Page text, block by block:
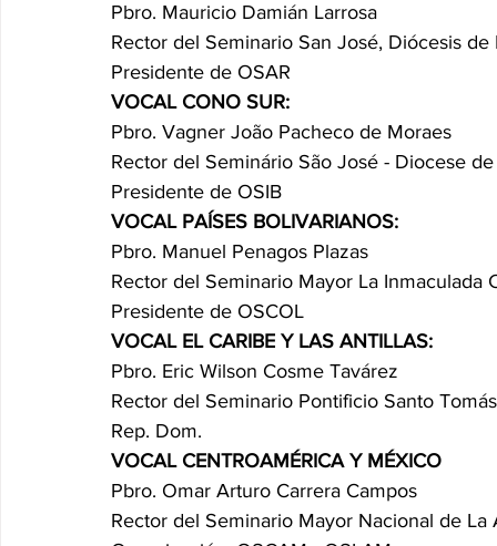
Pbro. Mauricio Damián Larrosa
Rector del Seminario San José, Diócesis
Presidente de OSAR
VOCAL CONO SUR:
Pbro. Vagner João Pacheco de Moraes
Rector del Seminário São José - Diocese
Presidente de OSIB
VOCAL PAÍSES BOLIVARIANOS:
Pbro. Manuel Penagos Plazas
Rector del Seminario Mayor La Inmaculada
Presidente de OSCOL
VOCAL EL CARIBE Y LAS ANTILLAS:
Pbro. Eric Wilson Cosme Tavárez
Rector del Seminario Pontificio Santo
Rep. Dom.
VOCAL CENTROAMÉRICA Y MÉXICO
Pbro. Omar Arturo Carrera Campos
Rector del Seminario Mayor Nacional de La